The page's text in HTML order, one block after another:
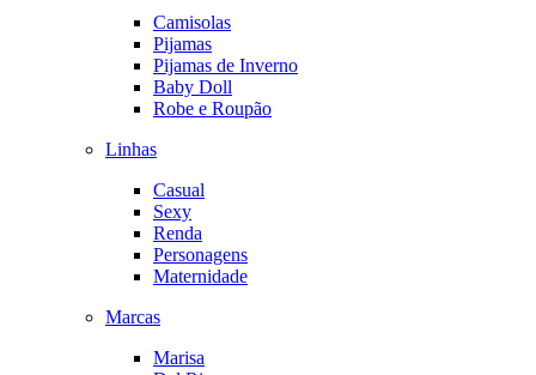
Camisolas
Pijamas
Pijamas de Inverno
Baby Doll
Robe e Roupão
Linhas
Casual
Sexy
Renda
Personagens
Maternidade
Marcas
Marisa